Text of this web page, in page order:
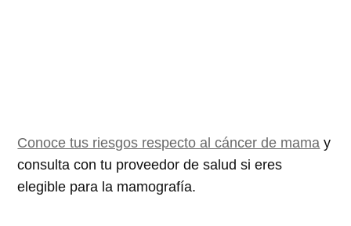
Conoce tus riesgos respecto al cáncer de mama y
consulta con tu proveedor de salud si eres
elegible para la mamografía.